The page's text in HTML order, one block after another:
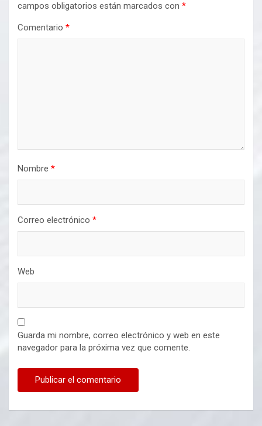
campos obligatorios están marcados con *
Comentario *
Nombre *
Correo electrónico *
Web
Guarda mi nombre, correo electrónico y web en este
navegador para la próxima vez que comente.